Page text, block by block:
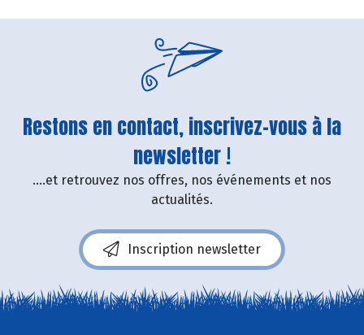
Restons en contact, inscrivez-vous à la
newsletter !
....et retrouvez nos offres, nos événements et nos
actualités.
Inscription newsletter